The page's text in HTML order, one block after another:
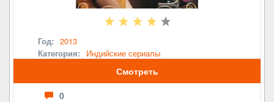
Год: 2013
Категория:
Индийские сериалы
Смотреть
0